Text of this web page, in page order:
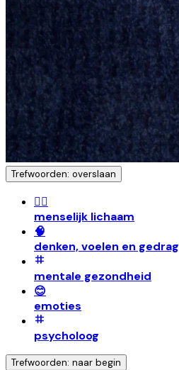
Trefwoorden: overslaan
🧍‍♀️
menselijk lichaam
🧠
denken, voelen en gedrag
mentale gezondheid
😊
emoties
psycholoog
Trefwoorden: naar begin